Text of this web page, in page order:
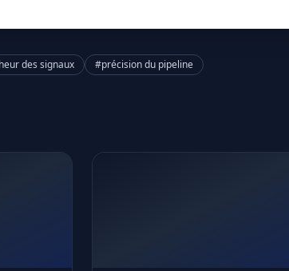
des signaux #précision du pipeline